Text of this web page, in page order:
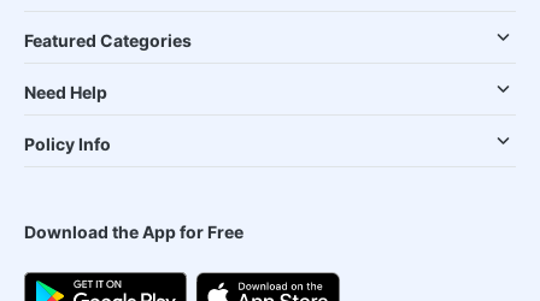
Featured Categories
Need Help
Policy Info
Download the App for Free